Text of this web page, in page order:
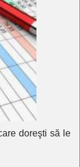
doreşti să le